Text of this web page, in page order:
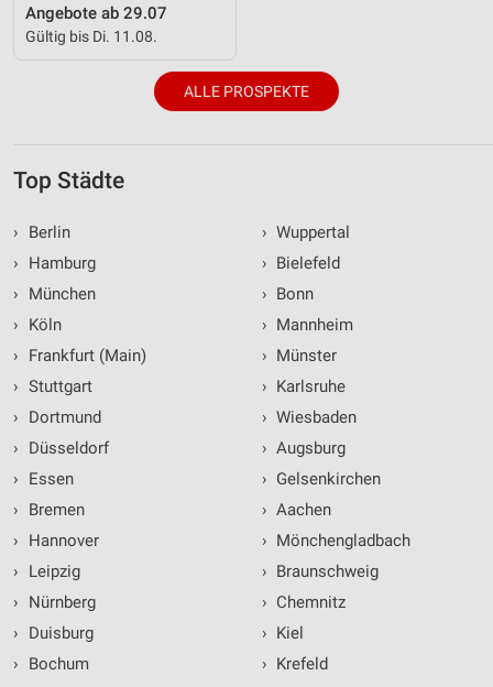
Angebote ab 29.07
Gültig bis Di. 11.08.
ALLE PROSPEKTE
Top Städte
›
Berlin
›
Hamburg
›
München
›
Köln
›
Frankfurt (Main)
› Stuttgart
›
Dortmund
›
Düsseldorf
›
Essen
›
Bremen
›
Hannover
›
Leipzig
›
Nürnberg
›
Duisburg
›
Bochum
› Wuppertal
› Bielefeld
› Bonn
› Mannheim
› Münster
› Karlsruhe
› Wiesbaden
› Augsburg
› Gelsenkirchen
› Aachen
› Mönchengladbach
› Braunschweig
› Chemnitz
› Kiel
› Krefeld